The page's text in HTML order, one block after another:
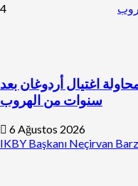
4
اغتيال أردوغان بعد
سنوات من الهروب
6 Ağustos 2026
IKBY Başkanı Neçirvan